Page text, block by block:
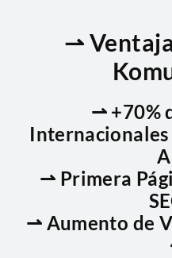
⇀
⇀ +70%
Internacionales
⇀ Primera
⇀ Aumento de